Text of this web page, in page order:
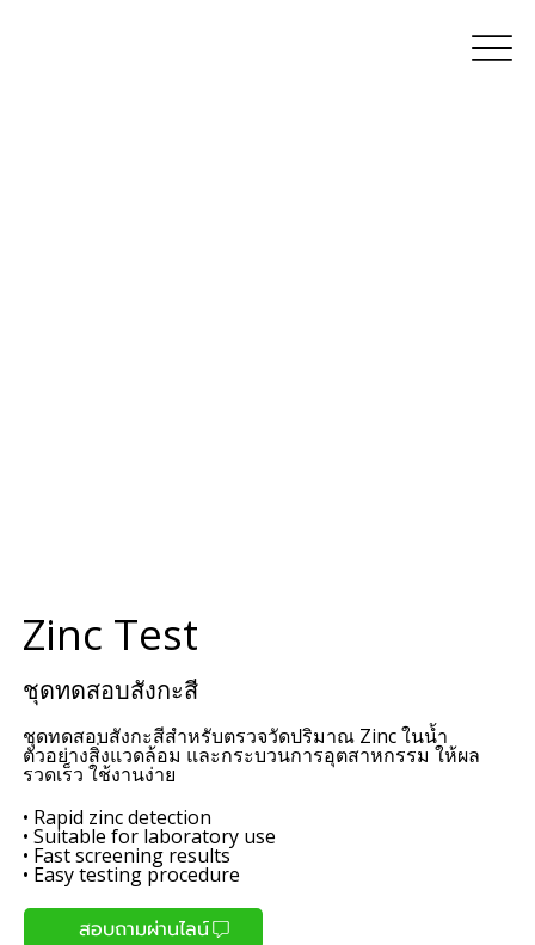
Zinc Test
ชุดทดสอบสังกะสี
ชุดทดสอบสังกะสีสำหรับตรวจวัดปริมาณ Zinc ในน้ำ
ตัวอย่างสิ่งแวดล้อม และกระบวนการอุตสาหกรรม ให้ผล
รวดเร็ว ใช้งานง่าย
• Rapid zinc detection
• Suitable for laboratory use
• Fast screening results
• Easy testing procedure
สอบถามผ่านไลน์